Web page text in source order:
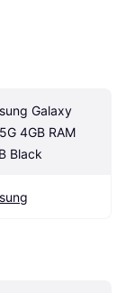
Galaxy
4GB RAM
Black